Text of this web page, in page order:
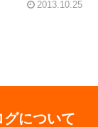
2013.10.25
について